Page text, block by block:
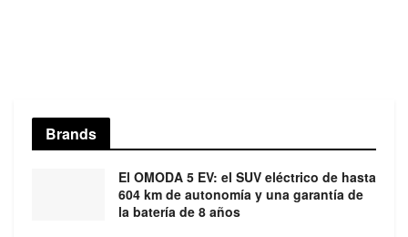
Brands
El OMODA 5 EV: el SUV eléctrico de hasta
604 km de autonomía y una garantía de
la batería de 8 años